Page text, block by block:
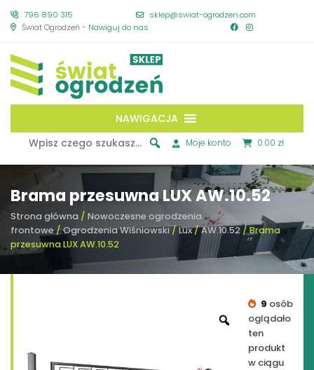
796 890 315
sklep@swiat-ogrodzen.com
Świat Ogrodzeń - Nawiguj do nas
NAWIGACJA
Moje konto 0.00 zł
Brama przesuwna LUX AW.10.52
Strona główna / Nowoczesne ogrodzenia
frontowe/Ogrodzenia Wiśniowski/Lux/AW.10.52 / Brama
przesuwna LUX AW.10.52
9 osób
oglądało
ten
produkt
w ciągu